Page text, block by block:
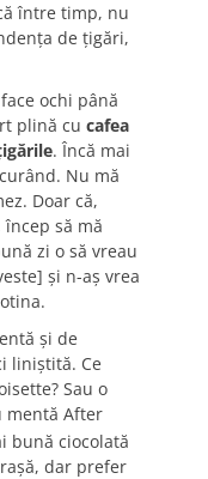
între timp, nu
de ţigări,
ochi până
plină cu cafea
. Încă mai
Nu mă
Doar că,
să mă
zi o să vreau
şi n-aş vrea
şi de
liniştită. Ce
Sau o
mentă After
bună ciocolată
dar prefer